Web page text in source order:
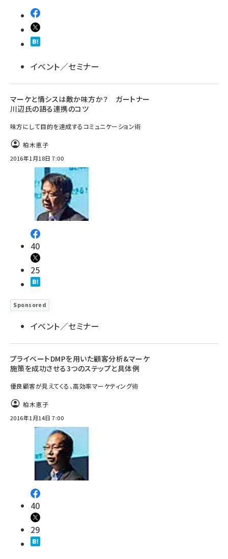
イベント／セミナー
マーケと情シスは敵か味方か？ ガートナー
川辺氏の語る連携のコツ
味方にして目的を達成するコミュニケーション術
柏木恵子
2016年1月18日 7:00
40
25
Sponsored
イベント／セミナー
プライベートDMPを用いた顧客分析&マーケ
施策を成功させる3つのステップと具体例
優良顧客が見えてくる、高効率マーケティング術
柏木恵子
2016年1月14日 7:00
40
29